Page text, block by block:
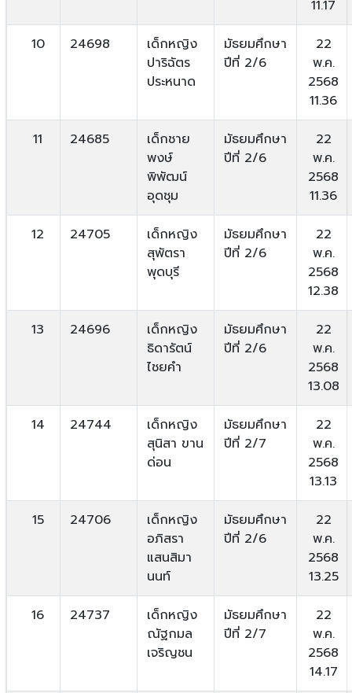
11.17
10 24698
เด็กหญิง
ปาริฉัตร
ประหนาด
มัธยมศึกษา
ปีที่ 2/6
22
พ.ค.
2568
11.36
11 24685
เด็กชาย
พงษ์
พิพัฒน์
อุดชุม
มัธยมศึกษา
ปีที่ 2/6
22
พ.ค.
2568
11.36
12 24705
เด็กหญิง
สุพัตรา
พุดบุรี
มัธยมศึกษา
ปีที่ 2/6
22
พ.ค.
2568
12.38
13 24696
เด็กหญิง
ธิดารัตน์
ไชยคำ
มัธยมศึกษา
ปีที่ 2/6
22
พ.ค.
2568
13.08
14 24744
เด็กหญิง
สุนิสา ขาน
ด่อน
มัธยมศึกษา
ปีที่ 2/7
22
พ.ค.
2568
13.13
15 24706
เด็กหญิง
อภิสรา
แสนสิมา
นนท์
มัธยมศึกษา
ปีที่ 2/6
22
พ.ค.
2568
13.25
16 24737
เด็กหญิง
ณัฐกมล
เจริญชน
มัธยมศึกษา
ปีที่ 2/7
22
พ.ค.
2568
14.17